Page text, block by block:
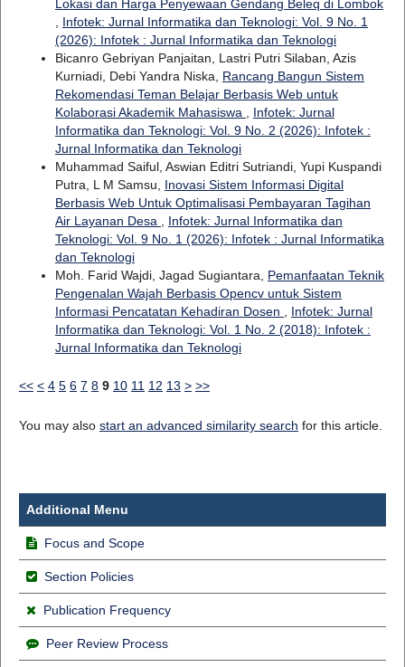
Lokasi dan Harga Penyewaan Gendang Beleq di Lombok
Infotek: Jurnal Informatika dan Teknologi: Vol. 9 No. 1
(2026): Infotek : Jurnal Informatika dan Teknologi
Bicanro Gebriyan Panjaitan, Lastri Putri Silaban, Azis
Kurniadi, Debi Yandra Niska, Rancang Bangun Sistem
Rekomendasi Teman Belajar Berbasis Web untuk
Kolaborasi Akademik Mahasiswa
Infotek: Jurnal
Informatika dan Teknologi: Vol. 9 No. 2 (2026): Infotek :
Jurnal Informatika dan Teknologi
Muhammad Saiful, Aswian Editri Sutriandi, Yupi Kuspandi
Putra, L M Samsu, Inovasi Sistem Informasi Digital
Berbasis Web Untuk Optimalisasi Pembayaran Tagihan
Air Layanan Desa
Infotek: Jurnal Informatika dan
Teknologi: Vol. 9 No. 1 (2026): Infotek : Jurnal Informatika
dan Teknologi
Moh. Farid Wajdi, Jagad Sugiantara, Pemanfaatan Teknik
Pengenalan Wajah Berbasis Opencv untuk Sistem
Informasi Pencatatan Kehadiran Dosen
Infotek: Jurnal
Informatika dan Teknologi: Vol. 1 No. 2 (2018): Infotek :
Jurnal Informatika dan Teknologi
<< < 4 5 6 7 8 9 10 11 12 13 > >>
You may also start an advanced similarity search for this article.
Additional Menu
Focus and Scope
Section Policies
Publication Frequency
Peer Review Process